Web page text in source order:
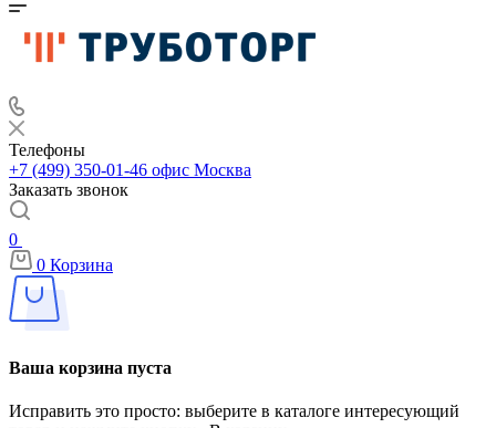
Телефоны
+7 (499) 350-01-46 офис Москва
Заказать звонок
0
0 Корзина
Ваша корзина пуста
Исправить это просто: выберите в каталоге интересующий